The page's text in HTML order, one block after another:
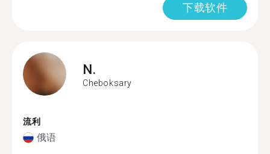
下载软件
N.
Cheboksary
流利
俄语